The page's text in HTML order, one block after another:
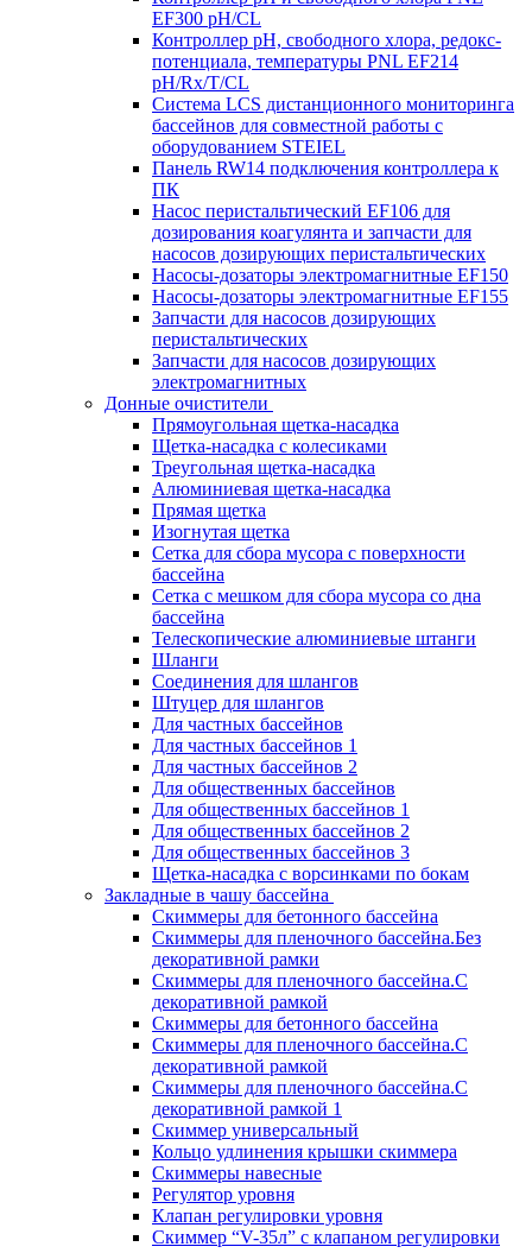
EF300 pH/CL
Контроллер рН, свободного хлора, редокс-
потенциала, температуры PNL EF214
pH/Rx/T/CL
Система LCS дистанционного мониторинга
бассейнов для совместной работы с
оборудованием STEIEL
Панель RW14 подключения контроллера к
ПК
Насос перистальтический EF106 для
дозирования коагулянта и запчасти для
насосов дозирующих перистальтических
Насосы-дозаторы электромагнитные EF150
Насосы-дозаторы электромагнитные EF155
Запчасти для насосов дозирующих
перистальтических
Запчасти для насосов дозирующих
электромагнитных
Донные очистители
Прямоугольная щетка-насадка
Щетка-насадка с колесиками
Треугольная щетка-насадка
Алюминиевая щетка-насадка
Прямая щетка
Изогнутая щетка
Сетка для сбора мусора с поверхности
бассейна
Сетка с мешком для сбора мусора со дна
бассейна
Телескопические алюминиевые штанги
Шланги
Соединения для шлангов
Штуцер для шлангов
Для частных бассейнов
Для частных бассейнов 1
Для частных бассейнов 2
Для общественных бассейнов
Для общественных бассейнов 1
Для общественных бассейнов 2
Для общественных бассейнов 3
Щетка-насадка с ворсинками по бокам
Закладные в чашу бассейна
Скиммеры для бетонного бассейна
Скиммеры для пленочного бассейна.Без
декоративной рамки
Скиммеры для пленочного бассейна.С
декоративной рамкой
Скиммеры для бетонного бассейна
Скиммеры для пленочного бассейна.С
декоративной рамкой
Скиммеры для пленочного бассейна.С
декоративной рамкой 1
Скиммер универсальный
Кольцо удлинения крышки скиммера
Скиммеры навесные
Регулятор уровня
Клапан регулировки уровня
Скиммер “V-35л” с клапаном регулировки